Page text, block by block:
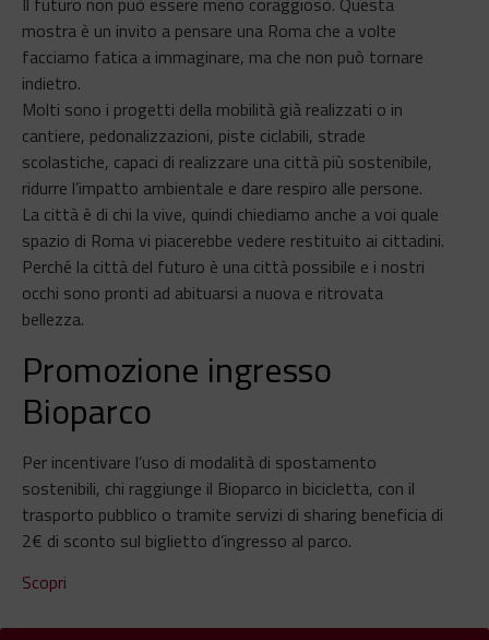
mostra è un invito a pensare una Roma che a volte
facciamo fatica a immaginare, ma che non può tornare
indietro.
Molti sono i progetti della mobilità già realizzati o in
cantiere, pedonalizzazioni, piste ciclabili, strade
scolastiche, capaci di realizzare una città più sostenibile,
ridurre l’impatto ambientale e dare respiro alle persone.
La città è di chi la vive, quindi chiediamo anche a voi quale
spazio di Roma vi piacerebbe vedere restituito ai cittadini.
Perché la città del futuro è una città possibile e i nostri
occhi sono pronti ad abituarsi a nuova e ritrovata
bellezza.
Promozione ingresso
Bioparco
Per incentivare l’uso di modalità di spostamento
sostenibili, chi raggiunge il Bioparco in bicicletta, con il
trasporto pubblico o tramite servizi di sharing beneficia di
2€ di sconto sul biglietto d’ingresso al parco.
Scopri